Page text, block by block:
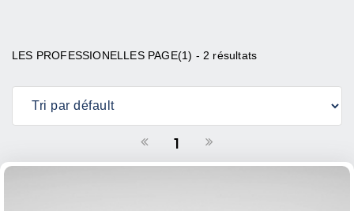
LES PROFESSIONELLES PAGE(1) - 2 résultats
1